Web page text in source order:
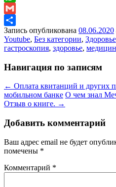
WhatsApp
Gmail
Отправить
Запись опубликована 08.06.2020
Youtube, Без категории, Здоровье
гастроскопия, здоровье,
Навигация по записям
← Оплата квитанций и других
мобильном банке О чем знал
Отзыв о книге. →
Добавить комментарий
Ваш адрес email не будет
помечены *
Комментарий *